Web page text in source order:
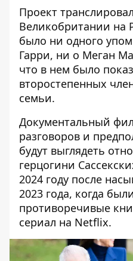
Проект
Великобритании на
было ни одного
Гарри, ни о Меган
что в нем было
второстепенных
семьи.
Документальный
разговоров и
будут выглядеть
герцогини
2024 году после
2023 года, когда
противоречивые
сериал на Netflix.